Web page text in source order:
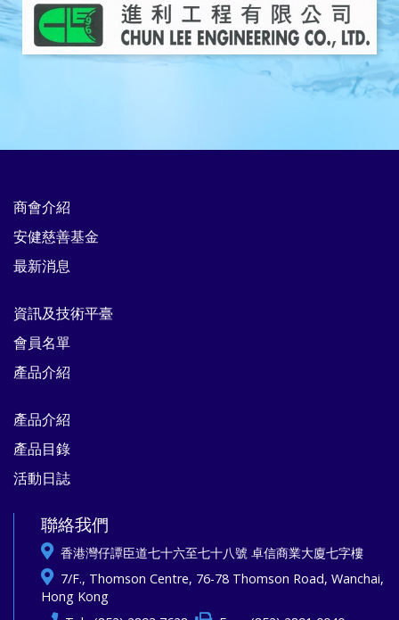
商會介紹
安健慈善基金
最新消息
資訊及技術平臺
會員名單
產品介紹
產品介紹
產品目錄
活動日誌
聯絡我們
香港灣仔譚臣道七十六至七十八號 卓信商業大廈七字樓
7/F., Thomson Centre, 76-78 Thomson Road, Wanchai,
Hong Kong